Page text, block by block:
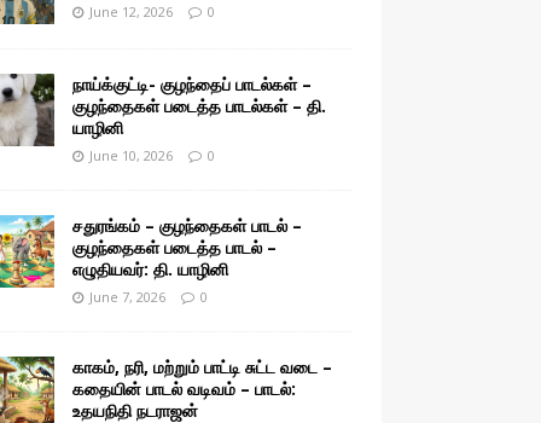
June 12, 2026 0
நாய்க்குட்டி- குழந்தைப் பாடல்கள் –
குழந்தைகள் படைத்த பாடல்கள் – தி.
யாழினி
June 10, 2026 0
சதுரங்கம் – குழந்தைகள் பாடல் –
குழந்தைகள் படைத்த பாடல் –
எழுதியவர்: தி. யாழினி
June 7, 2026 0
காகம், நரி, மற்றும் பாட்டி சுட்ட வடை –
கதையின் பாடல் வடிவம் – பாடல்:
உதயநிதி நடராஜன்